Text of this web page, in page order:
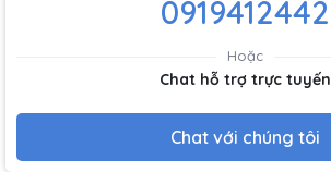
0919412442
Hoặc
Chat hỗ trợ trực tuyến
Chat với chúng tôi